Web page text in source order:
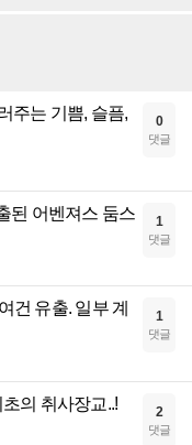
주는 기쁨, 슬픔,
0
댓글
된 어벤져스 둠스
1
댓글
건 유출. 일부 계
1
댓글
의 취사장교..! 2
댓글